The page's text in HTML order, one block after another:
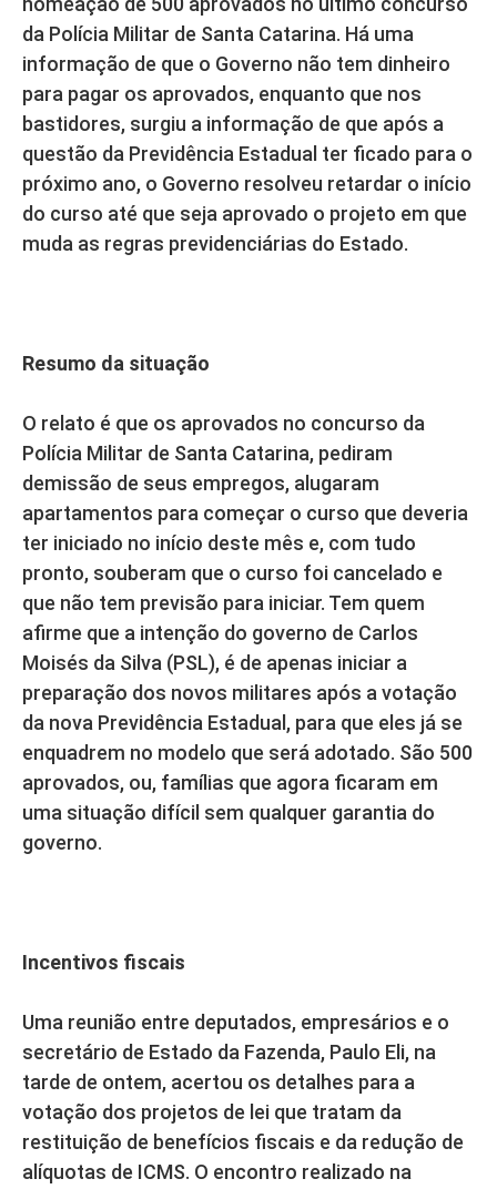
da Polícia Militar de Santa Catarina. Há uma
informação de que o Governo não tem dinheiro
para pagar os aprovados, enquanto que nos
bastidores, surgiu a informação de que após a
questão da Previdência Estadual ter ficado para o
próximo ano, o Governo resolveu retardar o início
do curso até que seja aprovado o projeto em que
muda as regras previdenciárias do Estado.
Resumo da situação
O relato é que os aprovados no concurso da
Polícia Militar de Santa Catarina, pediram
demissão de seus empregos, alugaram
apartamentos para começar o curso que deveria
ter iniciado no início deste mês e, com tudo
pronto, souberam que o curso foi cancelado e
que não tem previsão para iniciar. Tem quem
afirme que a intenção do governo de Carlos
Moisés da Silva (PSL), é de apenas iniciar a
preparação dos novos militares após a votação
da nova Previdência Estadual, para que eles já se
enquadrem no modelo que será adotado. São 500
aprovados, ou, famílias que agora ficaram em
uma situação difícil sem qualquer garantia do
governo.
Incentivos fiscais
Uma reunião entre deputados, empresários e o
secretário de Estado da Fazenda, Paulo Eli, na
tarde de ontem, acertou os detalhes para a
votação dos projetos de lei que tratam da
restituição de benefícios fiscais e da redução de
alíquotas de ICMS. O encontro realizado na